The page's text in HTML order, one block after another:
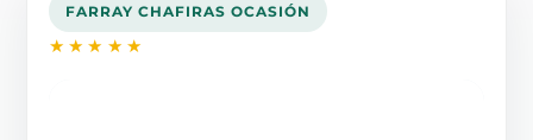
FARRAY CHAFIRAS OCASIÓN
★★★★★